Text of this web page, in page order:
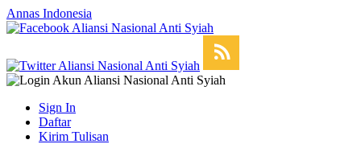
Annas Indonesia
Sign In
Daftar
Kirim Tulisan